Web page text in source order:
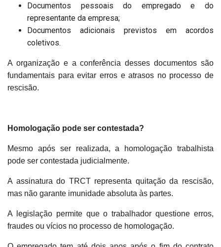
Documentos pessoais do empregado e do
representante da empresa;
Documentos adicionais previstos em acordos
coletivos.
A organização e a conferência desses documentos são
fundamentais para evitar erros e atrasos no processo de
rescisão.
Homologação pode ser contestada?
Mesmo após ser realizada, a homologação trabalhista
pode ser contestada judicialmente.
A assinatura do TRCT representa quitação da rescisão,
mas não garante imunidade absoluta às partes.
A legislação permite que o trabalhador questione erros,
fraudes ou vícios no processo de homologação.